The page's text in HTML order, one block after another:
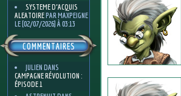
SYSTEME D'ACQUIS
ALEATOIREPAR MAXPEIGNE
LE [02/07/2026] À 03:13
COMMENTAIRES
JULIEN DANS
CAMPAGNE RÉVOLUTION :
ÉPISODE 1